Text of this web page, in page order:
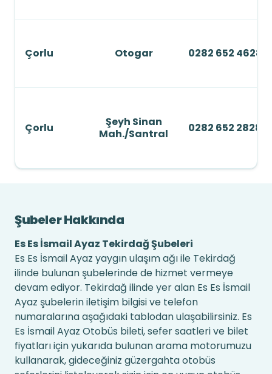
Çorlu Otogar 0282 652 4628
Çorlu
Şeyh Sinan
Mah./Santral
0282 652 2828
Şubeler Hakkında
Es Es İsmail Ayaz Tekirdağ Şubeleri
Es Es İsmail Ayaz yaygın ulaşım ağı ile Tekirdağ
ilinde bulunan şubelerinde de hizmet vermeye
devam ediyor. Tekirdağ ilinde yer alan Es Es İsmail
Ayaz şubelerin iletişim bilgisi ve telefon
numaralarına aşağıdaki tablodan ulaşabilirsiniz. Es
Es İsmail Ayaz Otobüs bileti, sefer saatleri ve bilet
fiyatları için yukarıda bulunan arama motorumuzu
kullanarak, gideceğiniz güzergahta otobüs